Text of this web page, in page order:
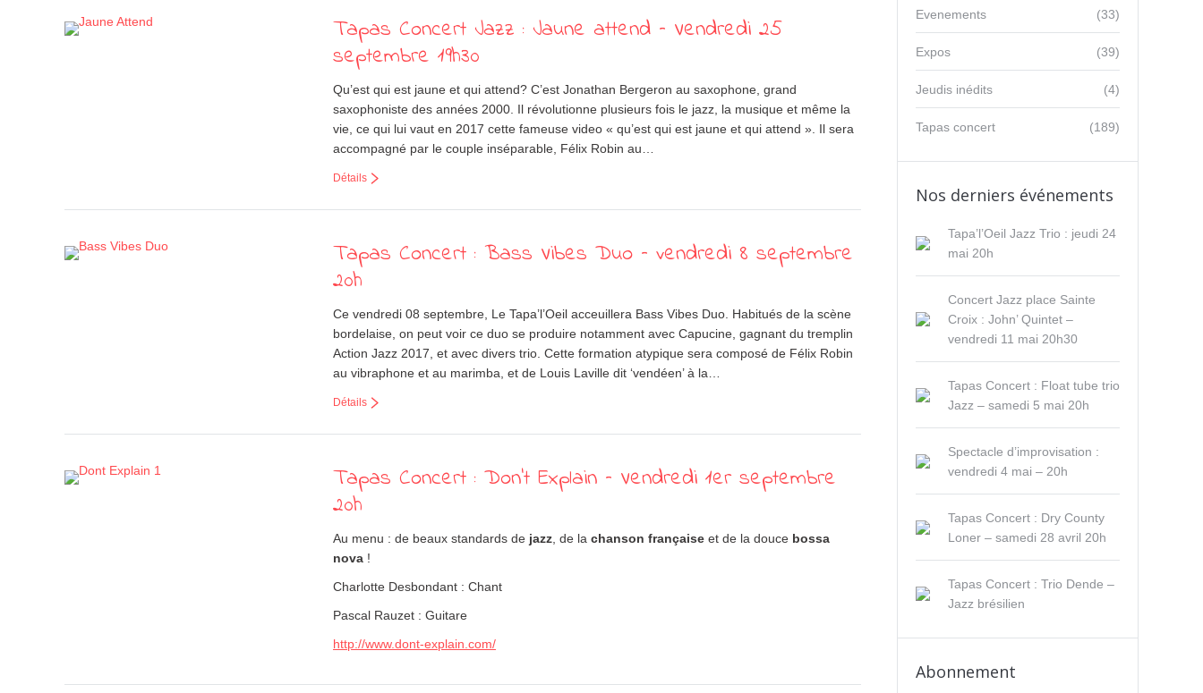
Tapas Concert Jazz : Jaune attend – Vendredi 25
septembre 19h30
Qu’est qui est jaune et qui attend? C’est Jonathan Bergeron au saxophone, grand
saxophoniste des années 2000. Il révolutionne plusieurs fois le jazz, la musique et même la
vie, ce qui lui vaut en 2017 cette fameuse video « qu’est qui est jaune et qui attend ». Il sera
accompagné par le couple inséparable, Félix Robin au…
Détails
Tapas Concert : Bass Vibes Duo – vendredi 8 septembre
20h
Ce vendredi 08 septembre, Le Tapa’l’Oeil acceuillera Bass Vibes Duo. Habitués de la scène
bordelaise, on peut voir ce duo se produire notamment avec Capucine, gagnant du tremplin
Action Jazz 2017, et avec divers trio. Cette formation atypique sera composé de Félix Robin
au vibraphone et au marimba, et de Louis Laville dit ‘vendéen’ à la…
Détails
Tapas Concert : Don’t Explain – Vendredi 1er septembre
20h
Au menu : de beaux standards de jazz , de la chanson française et de la douce bossa
nova !
Charlotte Desbondant : Chant
Pascal Rauzet : Guitare
http://www.dont-explain.com/
(33)
Evenements
(39)
Expos
(4)
Jeudis inédits
(189)
Tapas concert
Nos derniers événements
Tapa’l’Oeil Jazz Trio : jeudi 24
mai 20h
Concert Jazz place Sainte
Croix : John’ Quintet –
vendredi 11 mai 20h30
Tapas Concert : Float tube trio
Jazz – samedi 5 mai 20h
Spectacle d’improvisation :
vendredi 4 mai – 20h
Tapas Concert : Dry County
Loner – samedi 28 avril 20h
Tapas Concert : Trio Dende –
Jazz brésilien
Abonnement